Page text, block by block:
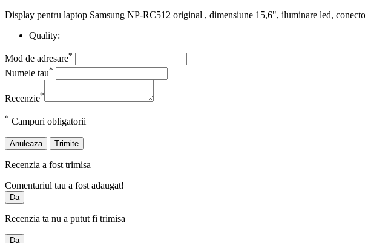
Display pentru laptop Samsung NP-RC512 original , dimensiune 15,6", iluminare led,
Quality:
Mod de adresare*
Numele tau*
Recenzie*
* Campuri obligatorii
Anuleaza Trimite
Recenzia a fost trimisa
Comentariul tau a fost adaugat!
Da
Recenzia ta nu a putut fi trimisa
Da